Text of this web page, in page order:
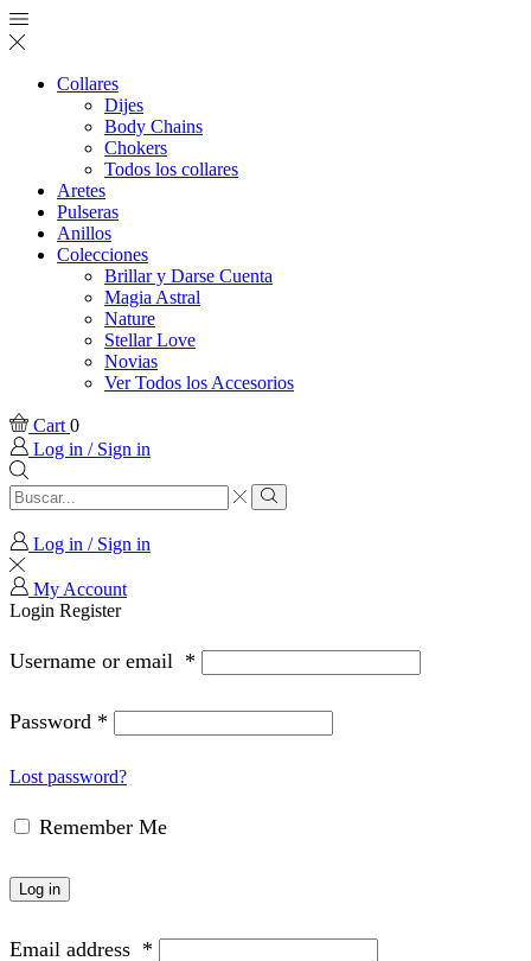
Collares
Dijes
Body Chains
Chokers
Todos los collares
Aretes
Pulseras
Anillos
Colecciones
Brillar y Darse Cuenta
Magia Astral
Nature
Stellar Love
Novias
Ver Todos los Accesorios
Cart 0
Log in / Sign in
Search
input
Search
Log in / Sign in
My Account
Login Register
Username or email *
Password *
Lost password?
Remember Me
Log in
Email address *